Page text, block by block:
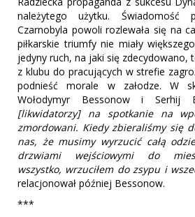
należytego użytku. Świadomość
Czarnobyla powoli rozlewała się na
piłkarskie triumfy nie miały
jedyny ruch, na jaki się zdecydowano,
z klubu do pracujących w strefie
podnieść morale w załodze. W
Wołodymyr Bessonow i Serhij
[likwidatorzy] na spotkanie na
zmordowani. Kiedy zbieraliśmy się
nas, że musimy wyrzucić całą
drzwiami wejściowymi do
wszystko, wrzuciłem do zsypu i
relacjonował później Bessonow.
***